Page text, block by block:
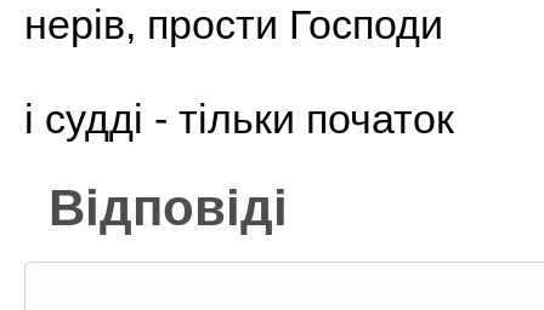
нерів, прости Господи
і судді - тільки початок
Відповіді